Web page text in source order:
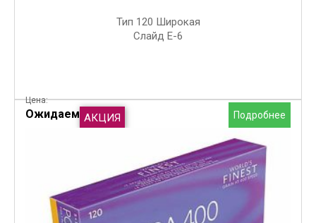
Тип 120 Широкая
Слайд Е-6
Цена:
Ожидаем Подробнее
АКЦИЯ